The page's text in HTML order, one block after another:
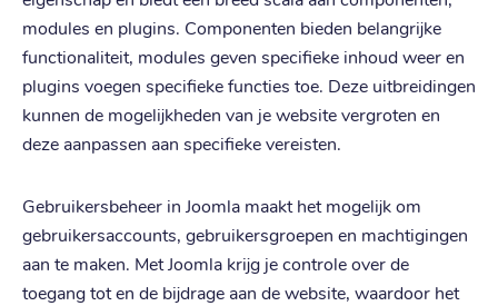
modules en plugins. Componenten bieden belangrijke
functionaliteit, modules geven specifieke inhoud weer en
plugins voegen specifieke functies toe. Deze uitbreidingen
kunnen de mogelijkheden van je website vergroten en
deze aanpassen aan specifieke vereisten.
Gebruikersbeheer in Joomla maakt het mogelijk om
gebruikersaccounts, gebruikersgroepen en machtigingen
aan te maken. Met Joomla krijg je controle over de
toegang tot en de bijdrage aan de website, waardoor het